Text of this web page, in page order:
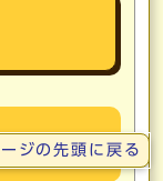
ジの先頭に戻る